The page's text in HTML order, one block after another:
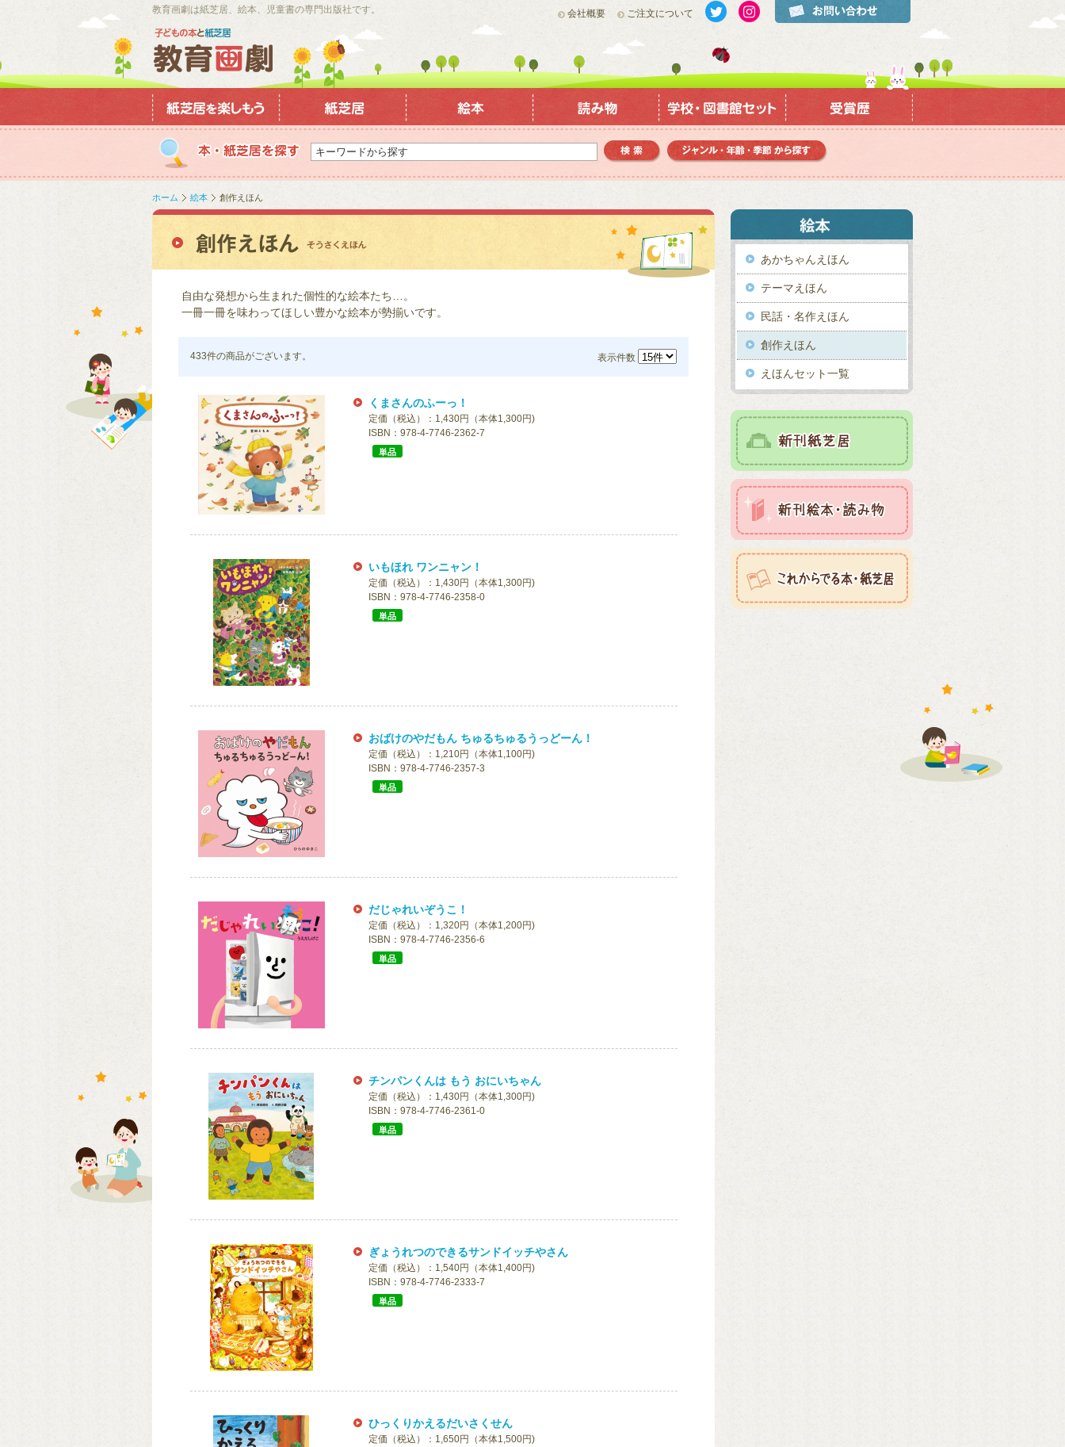
教育画劇は紙芝居、絵本、児童書の専門出版社です。 会社概要 ご注文について
ホーム 絵本 創作えほん
自由な発想から生まれた個性的な絵本たち…。
一冊一冊を味わってほしい豊かな絵本が勢揃いです。
433件の商品がございます。 表示件数
くまさんのふーっ！
定価（税込）：1,430円（本体1,300円)
ISBN：978-4-7746-2362-7
単品
いもほれ ワンニャン！
定価（税込）：1,430円（本体1,300円)
ISBN：978-4-7746-2358-0
単品
おばけのやだもん ちゅるちゅるうっどーん！
定価（税込）：1,210円（本体1,100円)
ISBN：978-4-7746-2357-3
単品
だじゃれいぞうこ！
定価（税込）：1,320円（本体1,200円)
ISBN：978-4-7746-2356-6
単品
チンパンくんは もう おにいちゃん
定価（税込）：1,430円（本体1,300円)
ISBN：978-4-7746-2361-0
単品
ぎょうれつのできるサンドイッチやさん
定価（税込）：1,540円（本体1,400円)
ISBN：978-4-7746-2333-7
単品
ひっくりかえるだいさくせん
定価（税込）：1,650円（本体1,500円)
あかちゃんえほん
テーマえほん
民話・名作えほん
創作えほん
えほんセット一覧